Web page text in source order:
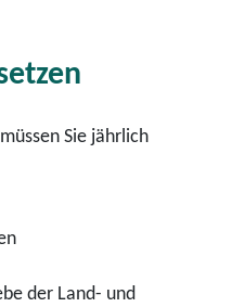
Sie jährlich
der Land- und